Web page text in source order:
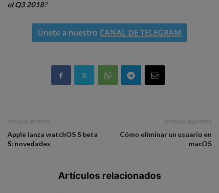
el Q3 2018?
Únete a nuestro CANAL DE TELEGRAM
Artículo anterior
Apple lanza watchOS 5 beta
5: novedades
Artículo siguiente
Cómo eliminar un usuario en
macOS
Artículos relacionados